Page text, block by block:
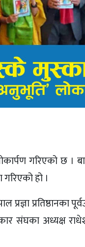
गरिएको छ ।
हो ।
प्रतिष्ठानका
संघका अध्यक्ष